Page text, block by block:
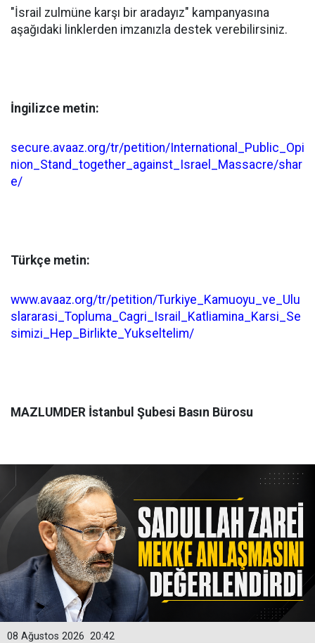
"İsrail zulmüne karşı bir aradayız" kampanyasına
aşağıdaki linklerden imzanızla destek verebilirsiniz.
İngilizce metin:
secure.avaaz.org/tr/petition/International_Public_Opi
nion_Stand_together_against_Israel_Massacre/shar
e/
Türkçe metin:
www.avaaz.org/tr/petition/Turkiye_Kamuoyu_ve_Ulu
slararasi_Topluma_Cagri_Israil_Katliamina_Karsi_Se
simizi_Hep_Birlikte_Yukseltelim/
MAZLUMDER İstanbul Şubesi Basın Bürosu
20:42
08 Ağustos 2026